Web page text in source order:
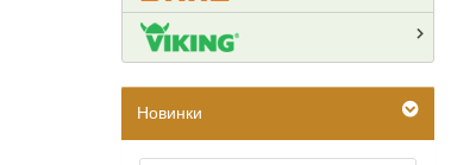
Новинки